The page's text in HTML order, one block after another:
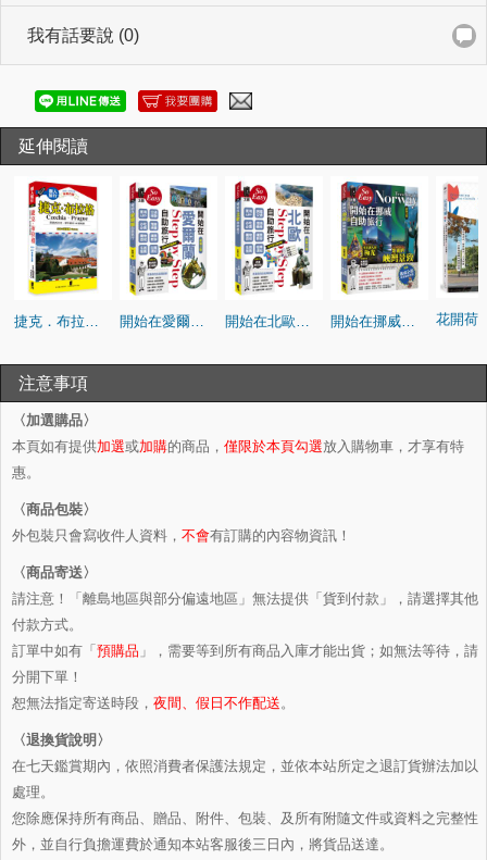
我有話要說 (0)
延伸閱讀
注意事項
〈加選購品〉
本頁如有提供加選或加購的商品， 僅限於本頁勾選放入購物車，才享有特
惠。
〈商品包裝〉
外包裝只會寫收件人資料， 不會有訂購的內容物資訊！
〈商品寄送〉
請注意！「離島地區與部分偏遠地區」無法提供「貨到付款」，請選擇其他
付款方式。
訂單中如有「 預購品 」，需要等到所有商品入庫才能出貨；如無法等待，請
分開下單！
恕無法指定寄送時段， 夜間、假日不作配送。
〈退換貨說明〉
在七天鑑賞期內，依照消費者保護法規定，並依本站所定之退訂貨辦法加以
處理。
您除應保持所有商品、贈品、附件、包裝、及所有附隨文件或資料之完整性
外，並自行負擔運費於通知本站客服後三日內，將貨品送達。